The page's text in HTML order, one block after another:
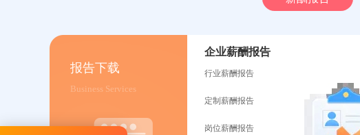
报告下载
Business Services
企业薪酬报告
行业薪酬报告
定制薪酬报告
岗位薪酬报告